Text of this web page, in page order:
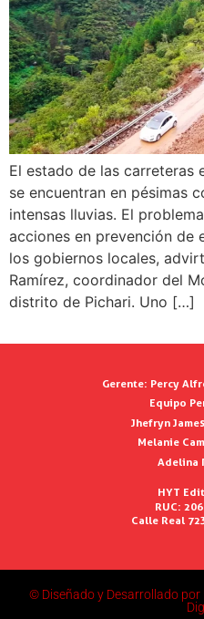
El estado de las carreteras
se encuentran en pésimas
intensas lluvias. El
acciones en prevención de
los gobiernos locales,
Ramírez, coordinador del
distrito de Pichari. Uno […]
Gerente: Percy
Equipo
Jhefryn
Melanie
Adelina
HYT
RUC:
Calle Real
© Diseñado y Desarrollado